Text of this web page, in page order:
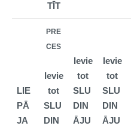
TĪT
LIE
PĀ
JA
PRE
CES
Ievie
tot
SLU
DIN
Ievie
tot
SLU
DIN
ĀJU
Ievie
tot
SLU
DIN
ĀJU